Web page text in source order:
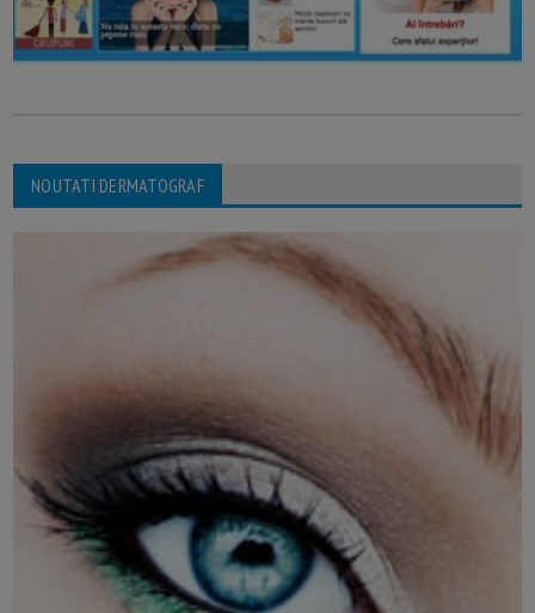
NOUTATI DERMATOGRAF